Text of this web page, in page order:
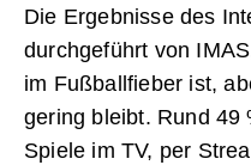
Die Ergebnisse des
durchgeführt von
im Fußballfieber ist,
gering bleibt. Rund 49
Spiele im TV, per